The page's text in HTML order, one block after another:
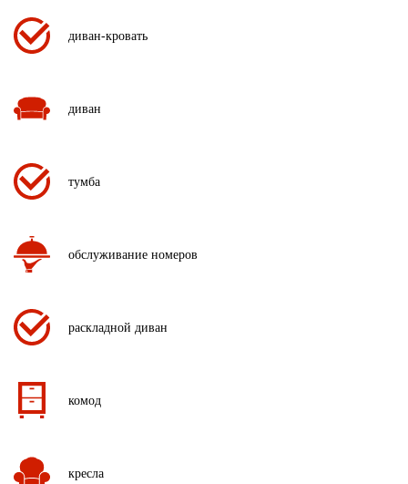
диван-кровать
диван
тумба
обслуживание номеров
раскладной диван
комод
кресла